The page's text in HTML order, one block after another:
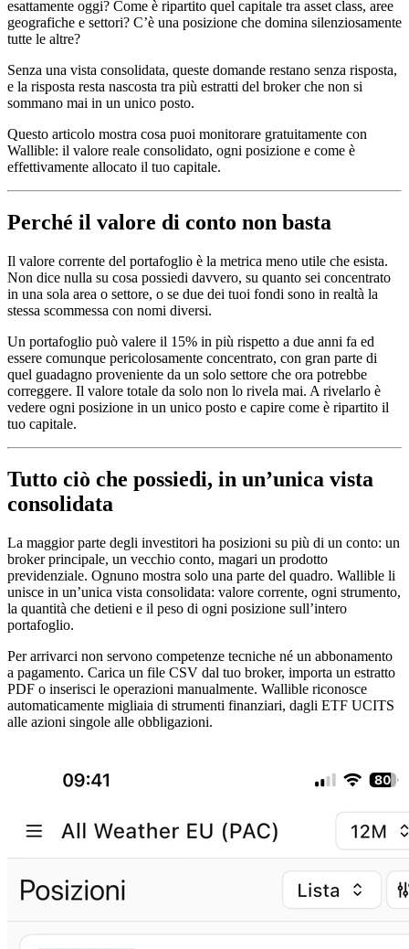
esattamente oggi? Come è ripartito quel capitale tra asset class, aree
geografiche e settori? C’è una posizione che domina silenziosamente
tutte le altre?
Senza una vista consolidata, queste domande restano senza risposta,
e la risposta resta nascosta tra più estratti del broker che non si
sommano mai in un unico posto.
Questo articolo mostra cosa puoi monitorare gratuitamente con
Wallible: il valore reale consolidato, ogni posizione e come è
effettivamente allocato il tuo capitale.
Perché il valore di conto non basta
Il valore corrente del portafoglio è la metrica meno utile che esista.
Non dice nulla su cosa possiedi davvero, su quanto sei concentrato
in una sola area o settore, o se due dei tuoi fondi sono in realtà la
stessa scommessa con nomi diversi.
Un portafoglio può valere il 15% in più rispetto a due anni fa ed
essere comunque pericolosamente concentrato, con gran parte di
quel guadagno proveniente da un solo settore che ora potrebbe
correggere. Il valore totale da solo non lo rivela mai. A rivelarlo è
vedere ogni posizione in un unico posto e capire come è ripartito il
tuo capitale.
Tutto ciò che possiedi, in un’unica vista
consolidata
La maggior parte degli investitori ha posizioni su più di un conto: un
broker principale, un vecchio conto, magari un prodotto
previdenziale. Ognuno mostra solo una parte del quadro. Wallible li
unisce in un’unica vista consolidata: valore corrente, ogni strumento,
la quantità che detieni e il peso di ogni posizione sull’intero
portafoglio.
Per arrivarci non servono competenze tecniche né un abbonamento
a pagamento. Carica un file CSV dal tuo broker, importa un estratto
PDF o inserisci le operazioni manualmente. Wallible riconosce
automaticamente migliaia di strumenti finanziari, dagli ETF UCITS
alle azioni singole alle obbligazioni.